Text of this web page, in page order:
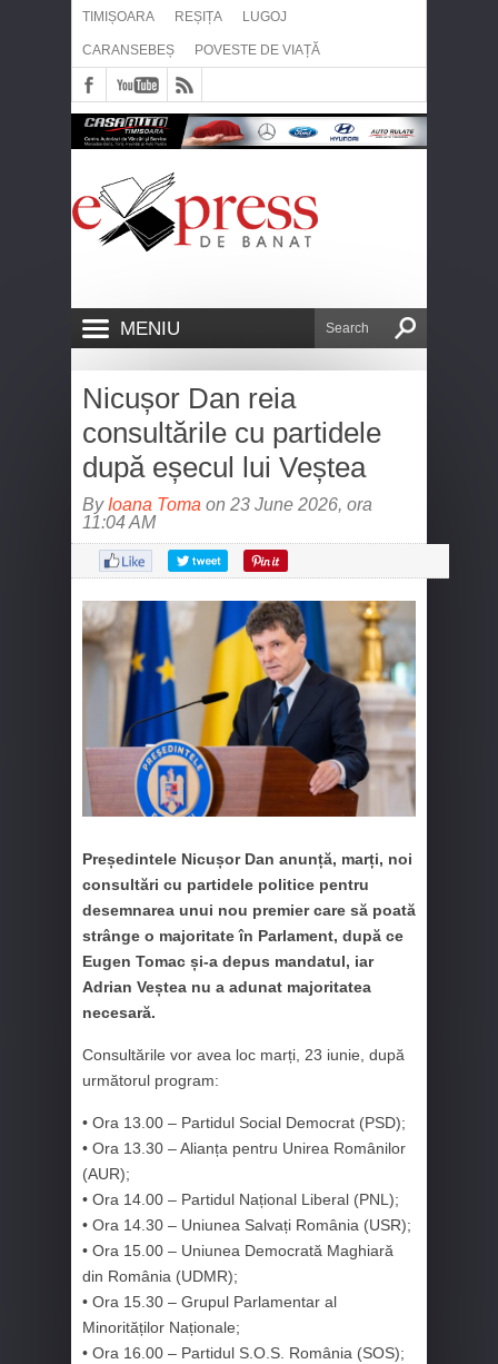
TIMIȘOARA REȘIȚA LUGOJ
CARANSEBEȘ POVESTE DE VIAȚĂ
MENIU
Nicușor Dan reia
consultările cu partidele
după eșecul lui Veștea
By Ioana Toma on 23 June 2026, ora
11:04 AM
Președintele Nicușor Dan anunță, marți, noi
consultări cu partidele politice pentru
desemnarea unui nou premier care să poată
strânge o majoritate în Parlament, după ce
Eugen Tomac și-a depus mandatul, iar
Adrian Veștea nu a adunat majoritatea
necesară.
Consultările vor avea loc marți, 23 iunie, după
următorul program:
• Ora 13.00 – Partidul Social Democrat (PSD);
• Ora 13.30 – Alianța pentru Unirea Românilor
(AUR);
• Ora 14.00 – Partidul Național Liberal (PNL);
• Ora 14.30 – Uniunea Salvați România (USR);
• Ora 15.00 – Uniunea Democrată Maghiară
din România (UDMR);
• Ora 15.30 – Grupul Parlamentar al
Minorităților Naționale;
• Ora 16.00 – Partidul S.O.S. România (SOS);